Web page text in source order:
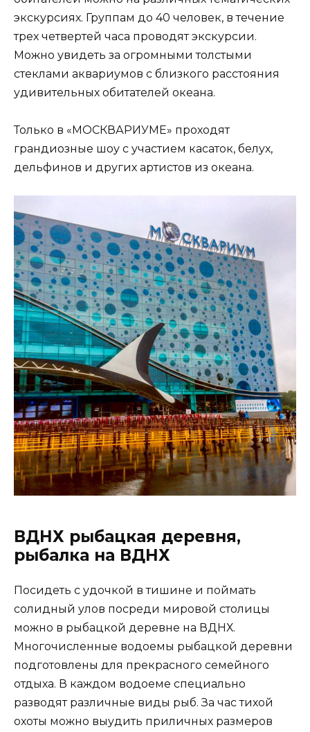
экскурсиях. Группам до 40 человек, в течение
трех четвертей часа проводят экскурсии.
Можно увидеть за огромными толстыми
стеклами аквариумов с близкого расстояния
удивительных обитателей океана.
Только в «МОСКВАРИУМЕ» проходят
грандиозные шоу с участием касаток, белух,
дельфинов и других артистов из океана.
ВДНХ рыбацкая деревня,
рыбалка на ВДНХ
Посидеть с удочкой в тишине и поймать
солидный улов посреди мировой столицы
можно в рыбацкой деревне на ВДНХ.
Многочисленные водоемы рыбацкой деревни
подготовлены для прекрасного семейного
отдыха. В каждом водоеме специально
разводят различные виды рыб. За час тихой
охоты можно выудить приличных размеров